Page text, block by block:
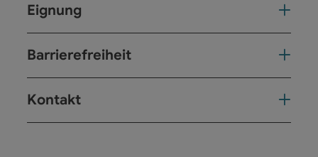
Eignung
Barrierefreiheit
Kontakt